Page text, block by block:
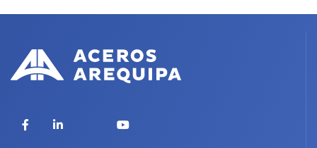
FacebookLinkedIn YouTube